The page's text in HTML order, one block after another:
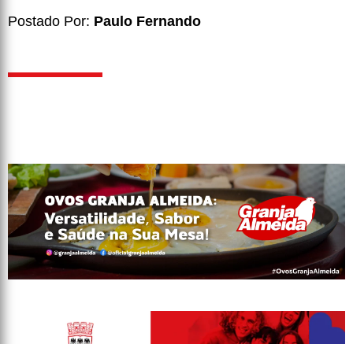
Postado Por: Paulo Fernando